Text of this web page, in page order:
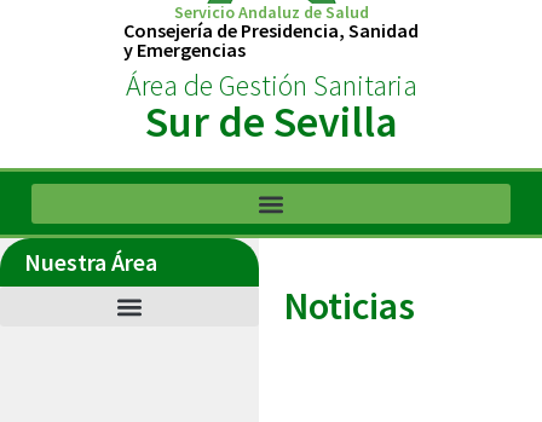
Servicio Andaluz de Salud
Consejería de Presidencia, Sanidad
y Emergencias
Área de Gestión Sanitaria
Sur de Sevilla
Nuestra Área
Noticias